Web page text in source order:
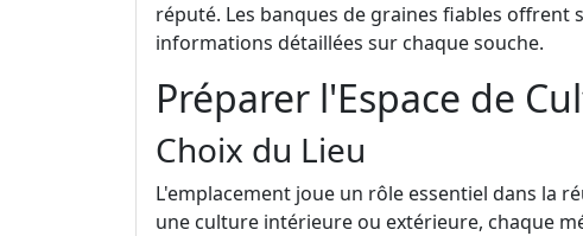
réputé. Les banques de graines fiables offrent
informations détaillées sur chaque souche.
Préparer l'Espace de
Choix du Lieu
L'emplacement joue un rôle essentiel dans la
une culture intérieure ou extérieure, chaque